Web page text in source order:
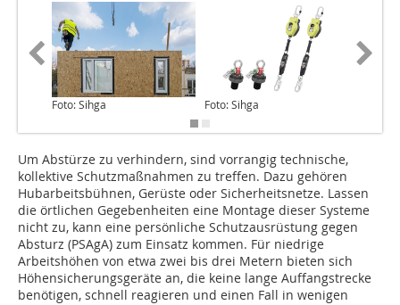
Foto: Sihga Foto: Sihga
Um Abstürze zu verhindern, sind vorrangig technische,
kollektive Schutzmaßnahmen zu treffen. Dazu gehören
Hubarbeitsbühnen, Gerüste oder Sicherheitsnetze. Lassen
die örtlichen Gegebenheiten eine Montage dieser Systeme
nicht zu, kann eine persönliche Schutzausrüstung gegen
Absturz (PSAgA) zum Einsatz kommen. Für niedrige
Arbeitshöhen von etwa zwei bis drei Metern bieten sich
Höhensicherungsgeräte an, die keine lange Auffangstrecke
benötigen, schnell reagieren und einen Fall in wenigen